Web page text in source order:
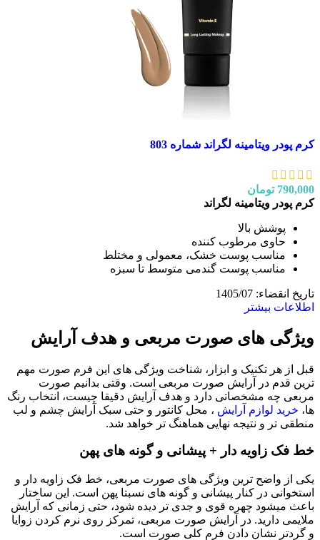
کرم پودر ویتامینه لگراند شماره 803
790,000 تومان
کرم پودر ویتامینه لگراند
پوشش بالا
حاوی مرطوب کننده
مناسب پوست خشک، معمولی و مختلط
مناسب پوست گندمی متوسط تا سبزه
تاریخ انقضاء: 1405/07
اطلاعات بیشتر
ویژگی‌ های صورت مربعی و هدف آرایش
قبل از هر تکنیک و ابزار، شناخت ویژگی های این فرم صورت مهم
ترین قدم در آرایش صورت مربعی است. وقتی بدانیم صورت
مربعی چه مشخصاتی دارد و هدف آرایش دقیقا چیست، انتخاب رنگ
ها، خرید لوازم آرایش ، محل کانتور و حتی سبک آرایش چشم و لب
منطقی تر و نتیجه نهایی هماهنگ تر خواهد شد.
خط فک زاویه دار + پیشانی و گونه های پهن
یکی از واضح ترین ویژگی های صورت مربعی، خط فک زاویه دار و
استخوانی در کنار پیشانی و گونه های نسبتا پهن است. این ساختار
باعث میشود چهره قوی و جدی تر دیده شود، حتی زمانی که آرایش
ملایمی دارید. در آرایش صورت مربعی، تمرکز روی نرم کردن زوایا
و گردتر نشان دادن فرم کلی صورت است.